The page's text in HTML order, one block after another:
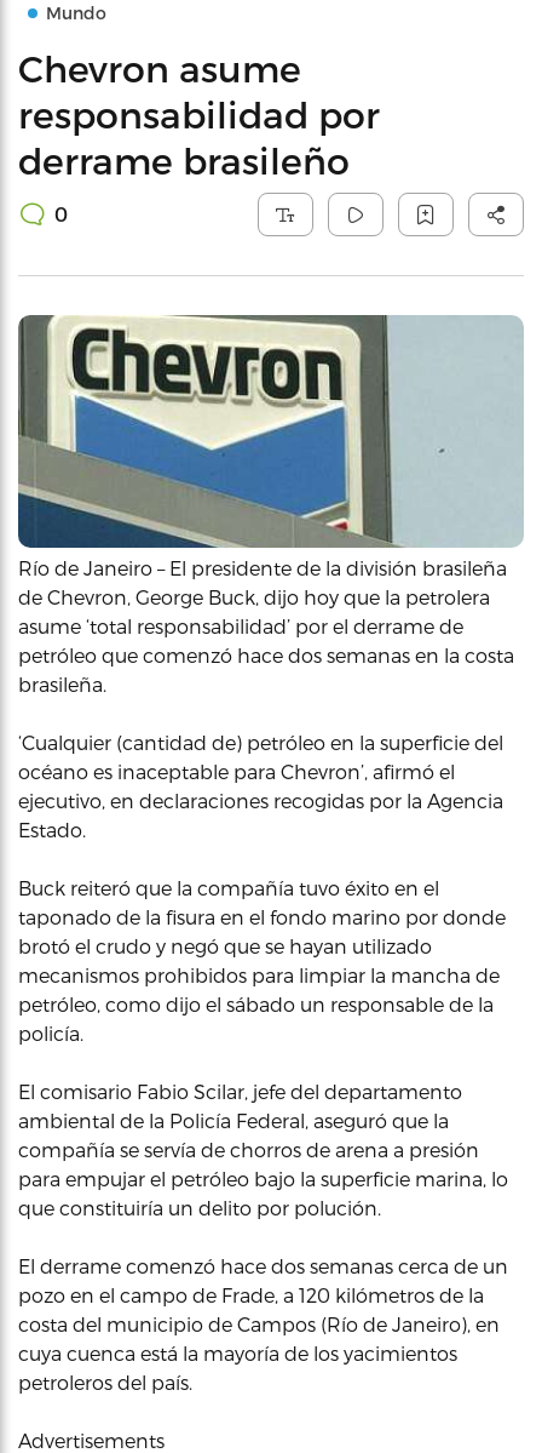
Mundo
Chevron asume
responsabilidad por
derrame brasileño
0
Río de Janeiro – El presidente de la división brasileña
de Chevron, George Buck, dijo hoy que la petrolera
asume ‘total responsabilidad’ por el derrame de
petróleo que comenzó hace dos semanas en la costa
brasileña.
‘Cualquier (cantidad de) petróleo en la superficie del
océano es inaceptable para Chevron’, afirmó el
ejecutivo, en declaraciones recogidas por la Agencia
Estado.
Buck reiteró que la compañía tuvo éxito en el
taponado de la fisura en el fondo marino por donde
brotó el crudo y negó que se hayan utilizado
mecanismos prohibidos para limpiar la mancha de
petróleo, como dijo el sábado un responsable de la
policía.
El comisario Fabio Scilar, jefe del departamento
ambiental de la Policía Federal, aseguró que la
compañía se servía de chorros de arena a presión
para empujar el petróleo bajo la superficie marina, lo
que constituiría un delito por polución.
El derrame comenzó hace dos semanas cerca de un
pozo en el campo de Frade, a 120 kilómetros de la
costa del municipio de Campos (Río de Janeiro), en
cuya cuenca está la mayoría de los yacimientos
petroleros del país.
Advertisements